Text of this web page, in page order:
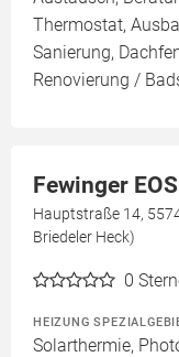
Thermostat,
Sanierung,
Renovierung /
Fewinger
Hauptstraße 14,
Briedeler Heck)
0
HEIZUNG
Solarthermie,